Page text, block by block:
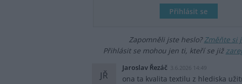
Zapomněli jste heslo?Změňte si
Přihlásit se mohou jen ti, kteří se již
JŘ
Jaroslav Řezáč 3.6.2026 14:49
ona ta kvalita textilu z hlediska